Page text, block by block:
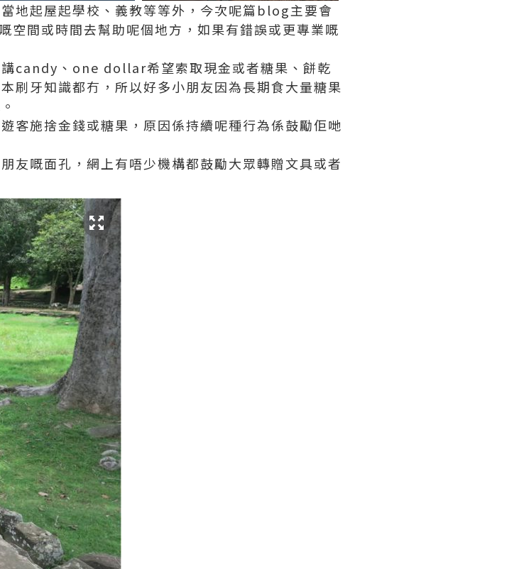
地起屋起學校、義教等等外，今次呢篇blog主要會
間或時間去幫助呢個地方，如果有錯誤或更專業嘅
candy、one dollar希望索取現金或者糖果、餅乾
刷牙知識都冇，所以好多小朋友因為長期食大量糖果
客施捨金錢或糖果，原因係持續呢種行為係鼓勵佢哋
友嘅面孔，網上有唔少機構都鼓勵大眾轉贈文具或者